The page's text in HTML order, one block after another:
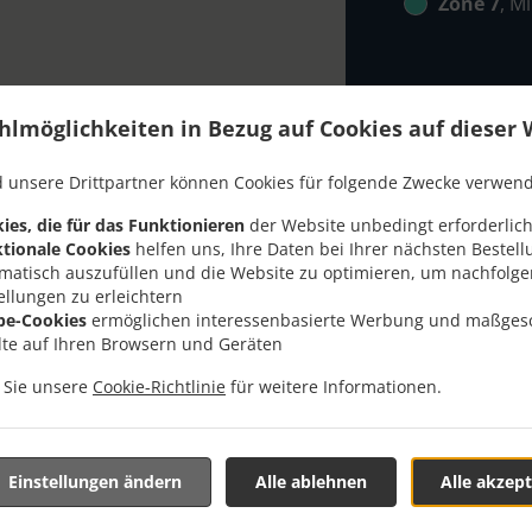
in Bezug auf Cookies auf dieser
unsere Drittpartner können Cookies für folgende Zwecke
die für das Funktionieren der Website unbedingt
Cookies helfen uns, Ihre Daten bei Ihrer nächsten
auszufüllen und die Website zu optimieren, um
zu erleichtern
Cookies ermöglichen interessenbasierte Werbung und
auf Ihren Browsern und Geräten
unsere Cookie-Richtlinie für weitere Informationen.
Alle
Alle ablehnen
Einstellungen ändern
Mit Lieferung In
Runkenmühle
von Uttenweiler Runkenmühle und freuen uns auf
Online-Menü anzusehen und bestellen Sie wenn
Ihre Bestellung mit einer individuellen Zeitabschätzung